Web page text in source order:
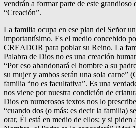
vendrán a formar parte de este
“Creación”.
La familia ocupa en ese plan del Señor
importantísimo. Es el medio concebido
CREADOR para poblar su Reino. La
Palabra de Dios no es una creación
“Por eso abandonará el hombre a su
su mujer y ambos serán una sola carne”
familia “no es facultativa”. Es una
nos viene por nuestra condición de
Dios en numerosos textos nos lo
“cuando dos (o más: es decir la familia)
orar, Él está en medio de ellos; y si piden